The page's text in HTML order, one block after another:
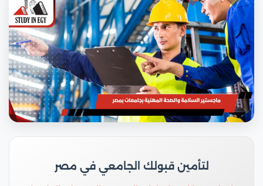
لتأمين قبولك الجامعي في مصر